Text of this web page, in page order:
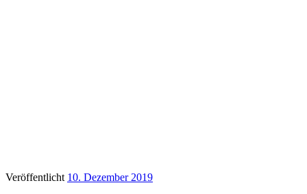
Veröffentlicht 10. Dezember 2019